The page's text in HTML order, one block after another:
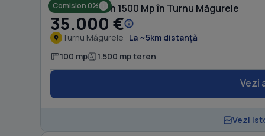
Comision 0%
Casă cu Teren 1500 Mp în Turnu Măgurele
35.000 €
Turnu Măgurele La ~5km distanță
100 mp 1.500 mp teren
Vezi
Vezi